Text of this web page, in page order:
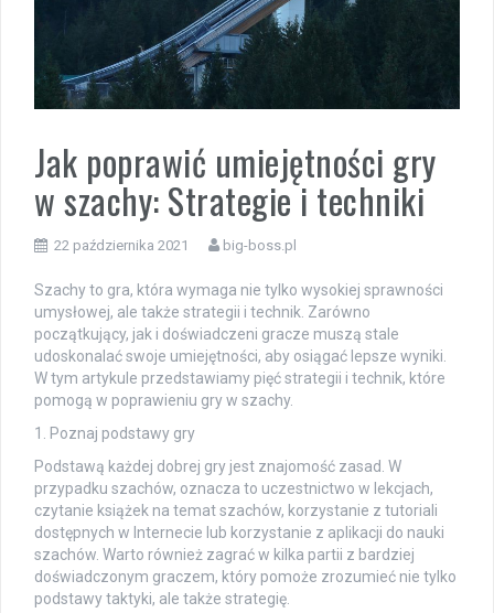
Jak poprawić umiejętności gry
w szachy: Strategie i techniki
22 października 2021 big-boss.pl
Szachy to gra, która wymaga nie tylko wysokiej sprawności
umysłowej, ale także strategii i technik. Zarówno
początkujący, jak i doświadczeni gracze muszą stale
udoskonalać swoje umiejętności, aby osiągać lepsze wyniki.
W tym artykule przedstawiamy pięć strategii i technik, które
pomogą w poprawieniu gry w szachy.
1. Poznaj podstawy gry
Podstawą każdej dobrej gry jest znajomość zasad. W
przypadku szachów, oznacza to uczestnictwo w lekcjach,
czytanie książek na temat szachów, korzystanie z tutoriali
dostępnych w Internecie lub korzystanie z aplikacji do nauki
szachów. Warto również zagrać w kilka partii z bardziej
doświadczonym graczem, który pomoże zrozumieć nie tylko
podstawy taktyki, ale także strategię.